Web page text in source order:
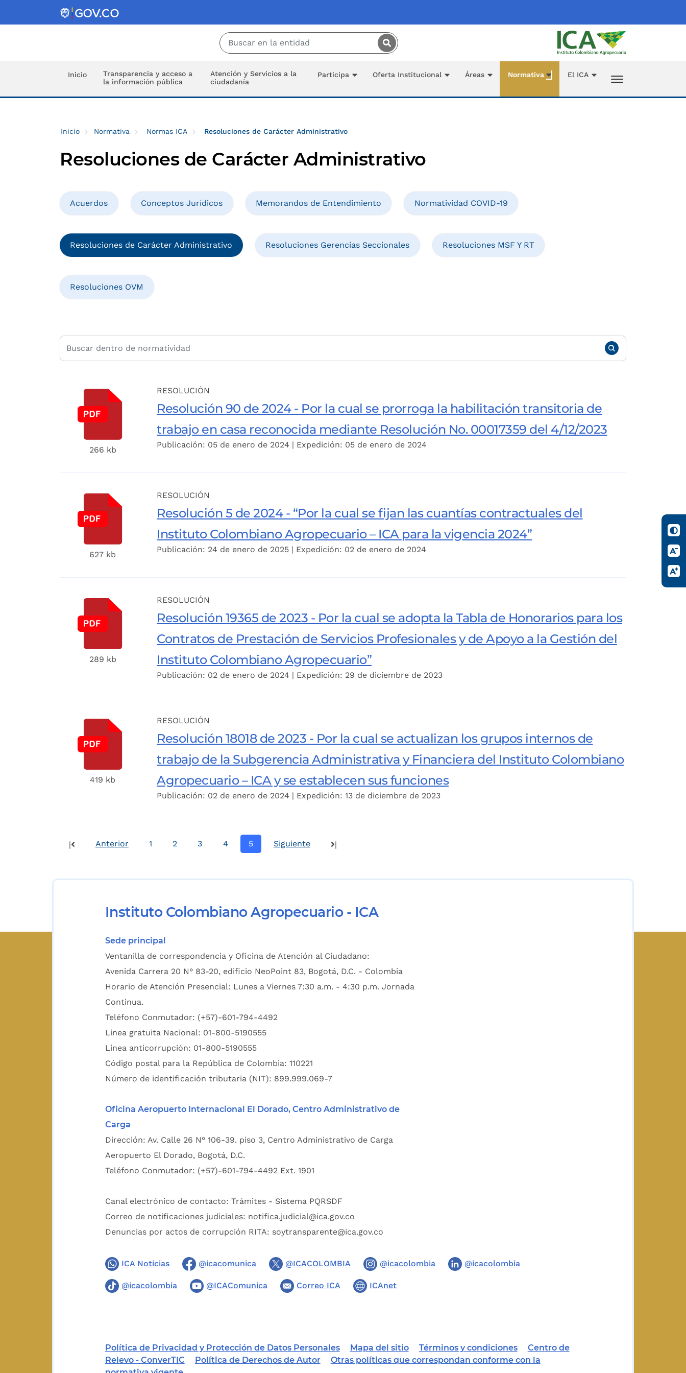
Inicio
Transparencia y acceso a
la información pública
Atención y Servicios a la
ciudadanía
Participa Oferta Institucional Áreas Normativa El ICA
Inicio Normativa Normas ICA Resoluciones de Carácter Administrativo
Resoluciones de Carácter Administrativo
Acuerdos Conceptos Jurídicos Memorandos de Entendimiento Normatividad COVID-19
Resoluciones de Carácter Administrativo Resoluciones Gerencias Seccionales Resoluciones MSF Y RT
Resoluciones OVM
266 kb
RESOLUCIÓN
Resolución 90 de 2024 - Por la cual se prorroga la habilitación transitoria de
trabajo en casa reconocida mediante Resolución No. 00017359 del 4/12/2023
Publicación: 05 de enero de 2024 | Expedición: 05 de enero de 2024
627 kb
RESOLUCIÓN
Resolución 5 de 2024 - “Por la cual se fijan las cuantías contractuales del
Instituto Colombiano Agropecuario – ICA para la vigencia 2024”
Publicación: 24 de enero de 2025 | Expedición: 02 de enero de 2024
289 kb
RESOLUCIÓN
Resolución 19365 de 2023 - Por la cual se adopta la Tabla de Honorarios para los
Contratos de Prestación de Servicios Profesionales y de Apoyo a la Gestión del
Instituto Colombiano Agropecuario”
Publicación: 02 de enero de 2024 | Expedición: 29 de diciembre de 2023
419 kb
RESOLUCIÓN
Resolución 18018 de 2023 - Por la cual se actualizan los grupos internos de
trabajo de la Subgerencia Administrativa y Financiera del Instituto Colombiano
Agropecuario – ICA y se establecen sus funciones
Publicación: 02 de enero de 2024 | Expedición: 13 de diciembre de 2023
| Anterior 1 2 3 4 5 Siguiente |
Instituto Colombiano Agropecuario - ICA
Sede principal
Ventanilla de correspondencia y Oficina de Atención al Ciudadano:
Avenida Carrera 20 N° 83-20, edificio NeoPoint 83, Bogotá, D.C. - Colombia
Horario de Atención Presencial: Lunes a Viernes 7:30 a.m. - 4:30 p.m. Jornada
Continua.
Teléfono Conmutador: (+57)-601-794-4492
Linea gratuita Nacional: 01-800-5190555
Línea anticorrupción: 01-800-5190555
Código postal para la República de Colombia: 110221
Número de identificación tributaria (NIT): 899.999.069-7
Oficina Aeropuerto Internacional El Dorado, Centro Administrativo de
Carga
Dirección: Av. Calle 26 N° 106-39. piso 3, Centro Administrativo de Carga
Aeropuerto El Dorado, Bogotá, D.C.
Teléfono Conmutador: (+57)-601-794-4492 Ext. 1901
Canal electrónico de contacto: Trámites - Sistema PQRSDF
Correo de notificaciones judiciales: notifica.judicial@ica.gov.co
Denuncias por actos de corrupción RITA: soytransparente@ica.gov.co
ICA Noticias @icacomunica @ICACOLOMBIA @icacolombia @icacolombia
@icacolombia @ICAComunica Correo ICA ICAnet
Política de Privacidad y Protección de Datos Personales Mapa del sitio Términos y condiciones
Centro de
Relevo - ConverTIC
Política de Derechos de Autor
Otras políticas que correspondan conforme con la